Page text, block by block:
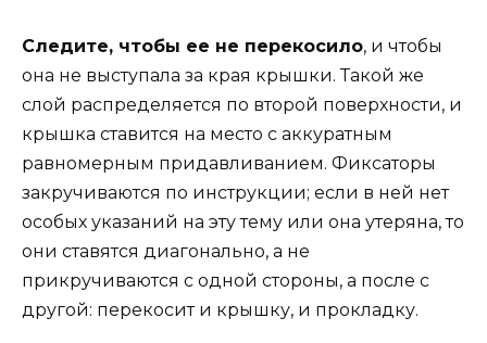
Следите, чтобы ее не перекосило, и чтобы
она не выступала за края крышки. Такой же
слой распределяется по второй поверхности, и
крышка ставится на место с аккуратным
равномерным придавливанием. Фиксаторы
закручиваются по инструкции; если в ней нет
особых указаний на эту тему или она утеряна, то
они ставятся диагонально, а не
прикручиваются с одной стороны, а после с
другой: перекосит и крышку, и прокладку.